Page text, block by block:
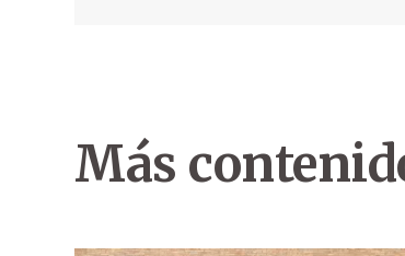
Más